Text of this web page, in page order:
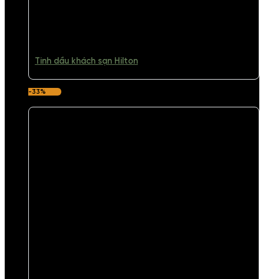
Tinh dầu khách sạn Hilton
-33%